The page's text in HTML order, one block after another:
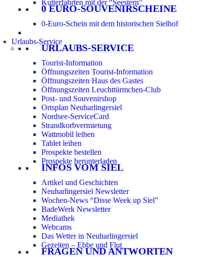
Kutterfahrten mit der “Seestern”
0 EURO-SOUVENIRSCHEINE
0-Euro-Schein mit dem historischen Sielhof
Urlaubs-Service
URLAUBS-SERVICE
Tourist-Information
Öffnungszeiten Tourist-Information
Öffnungszeiten Haus des Gastes
Öffnungszeiten Leuchttürmchen-Club
Post- und Souvenirshop
Ortsplan Neuharlingersiel
Nordsee-ServiceCard
Strandkorbvermietung
Wattmobil leihen
Tablet leihen
Prospekte bestellen
Prospekte herunterladen
INFOS VOM SIEL
Artikel und Geschichten
Neuharlingersiel Newsletter
Wochen-News “Disse Week up Siel”
BadeWerk Newsletter
Mediathek
Webcams
Das Wetter in Neuharlingersiel
Gezeiten – Ebbe und Flut
FRAGEN UND ANTWORTEN